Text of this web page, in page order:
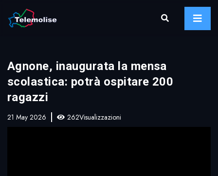
Agnone, inaugurata la mensa
scolastica: potrà ospitare 200
ragazzi
21 May 2026 262Visualizzazioni